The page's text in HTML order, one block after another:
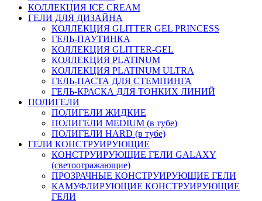
КОЛЛЕКЦИЯ ICE CREAM
ГЕЛИ ДЛЯ ДИЗАЙНА
КОЛЛЕКЦИЯ GLITTER GEL PRINCESS
ГЕЛЬ-ПАУТИНКА
КОЛЛЕКЦИЯ GLITTER-GEL
КОЛЛЕКЦИЯ PLATINUM
КОЛЛЕКЦИЯ PLATINUM ULTRA
ГЕЛЬ-ПАСТА ДЛЯ СТЕМПИНГА
ГЕЛЬ-КРАСКА ДЛЯ ТОНКИХ ЛИНИЙ
ПОЛИГЕЛИ
ПОЛИГЕЛИ ЖИДКИЕ
ПОЛИГЕЛИ MEDIUM (в тубе)
ПОЛИГЕЛИ HARD (в тубе)
ГЕЛИ КОНСТРУИРУЮЩИЕ
КОНСТРУИРУЮЩИЕ ГЕЛИ GALAXY
(светоотражающие)
ПРОЗРАЧНЫЕ КОНСТРУИРУЮЩИЕ ГЕЛИ
КАМУФЛИРУЮЩИЕ КОНСТРУИРУЮЩИЕ
ГЕЛИ